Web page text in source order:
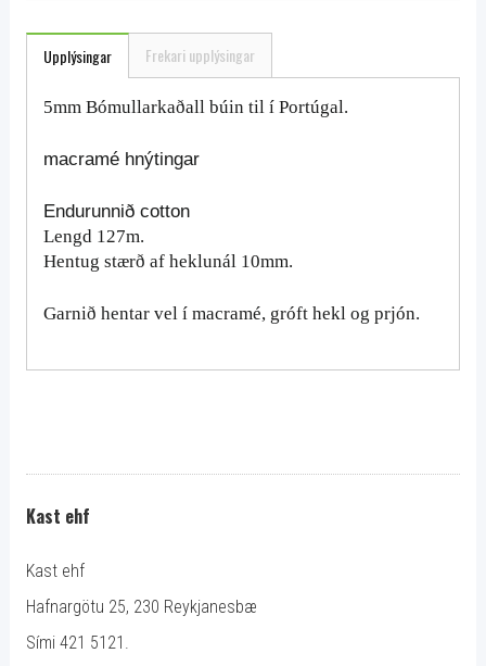
Upplýsingar Frekari upplýsingar
5mm Bómullarkaðall búin til í Portúgal.
macramé hnýtingar
Endurunnið cotton
Lengd 127m.
Hentug stærð af heklunál 10mm.
Garnið hentar vel í macramé, gróft hekl og prjón.
Kast ehf
Kast ehf
Hafnargötu 25, 230 Reykjanesbæ
Sími 421 5121.